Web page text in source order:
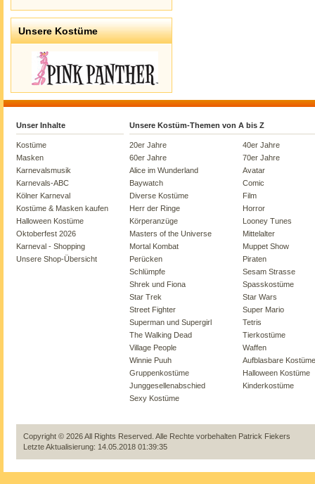
Unsere Kostüme
Unser Inhalte
Kostüme
Masken
Karnevalsmusik
Karnevals-ABC
Kölner Karneval
Kostüme & Masken kaufen
Halloween Kostüme
Oktoberfest 2026
Karneval - Shopping
Unsere Shop-Übersicht
Unsere Kostüm-Themen von A bis Z
20er Jahre
40er Jahre
60er Jahre
70er Jahre
Alice im Wunderland
Avatar
Baywatch
Comic
Diverse Kostüme
Film
Herr der Ringe
Horror
Körperanzüge
Looney Tunes
Masters of the Universe
Mittelalter
Mortal Kombat
Muppet Show
Perücken
Piraten
Schlümpfe
Sesam Strasse
Shrek und Fiona
Spasskostüme
Star Trek
Star Wars
Street Fighter
Super Mario
Superman und Supergirl
Tetris
The Walking Dead
Tierkostüme
Village People
Waffen
Winnie Puuh
Aufblasbare Kostüme
Gruppenkostüme
Halloween Kostüme
Junggesellenabschied
Kinderkostüme
Sexy Kostüme
Copyright © 2026 All Rights Reserved. Alle Rechte vorbehalten Patrick Fiekers
Letzte Aktualisierung: 14.05.2018 01:39:35